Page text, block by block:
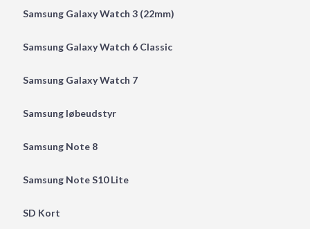
Samsung Galaxy Watch 3 (22mm)
Samsung Galaxy Watch 6 Classic
Samsung Galaxy Watch 7
Samsung løbeudstyr
Samsung Note 8
Samsung Note S10 Lite
SD Kort